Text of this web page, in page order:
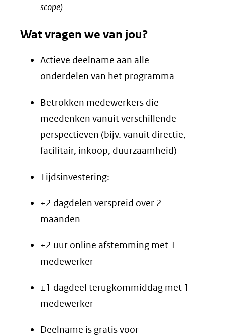
scope)
Wat vragen we van jou?
Actieve deelname aan alle
onderdelen van het programma
Betrokken medewerkers die
meedenken vanuit verschillende
perspectieven (bijv. vanuit directie,
facilitair, inkoop, duurzaamheid)
Tijdsinvestering:
±2 dagdelen verspreid over 2
maanden
±2 uur online afstemming met 1
medewerker
±1 dagdeel terugkommiddag met 1
medewerker
Deelname is gratis voor